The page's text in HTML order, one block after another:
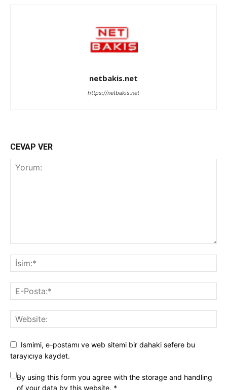
netbakis.net
https://netbakis.net
CEVAP VER
Ismimi, e-postamı ve web sitemi bir dahaki sefere bu
tarayıcıya kaydet.
By using this form you agree with the storage and handling
of your data by this website. *